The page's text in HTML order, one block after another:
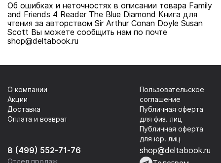
Об ошибках и неточностях в описании товара Family
and Friends 4 Reader The Blue Diamond Книга для
чтения за авторством Sir Arthur Conan Doyle Susan
Scott Вы можете сообщить нам по почте
shop@deltabook.ru
8 (499) 552-71-76
Отдел продаж
О компании
Акции
Доставка
Оплата и возврат
Пользовательское
соглашение
Публичная оферта
для физ. лиц
Публичная оферта
для юр. лиц
shop@deltabook.ru